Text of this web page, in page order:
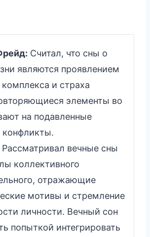
Считал, что сны о
являются проявлением
комплекса и страха
элементы во
на подавленные
Рассматривал вечные сны
коллективного
отражающие
мотивы и стремление
личности. Вечный сон
попыткой интегрировать